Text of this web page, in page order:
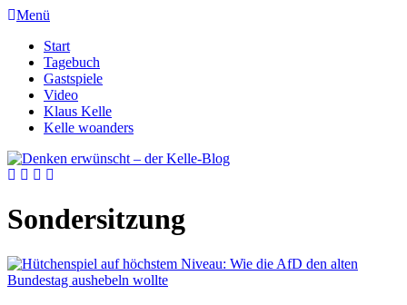
Menü
Start
Tagebuch
Gastspiele
Video
Klaus Kelle
Kelle woanders
Sondersitzung